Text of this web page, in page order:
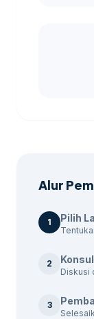
sesuai.
layanan
Alur
1 Pilih
2
Diskusi
3